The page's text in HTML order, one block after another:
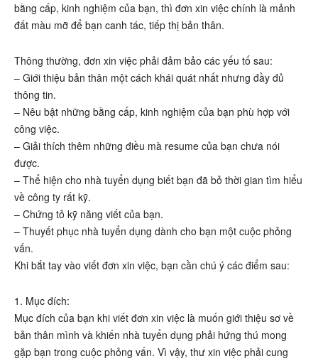
bằng cấp, kinh nghiệm của bạn, thì đơn xin việc chính là mảnh
đất màu mỡ để bạn canh tác, tiếp thị bản thân.
Thông thường, đơn xin việc phải đảm bảo các yếu tố sau:
– Giới thiệu bản thân một cách khái quát nhất nhưng đầy đủ
thông tin.
– Nêu bật những bằng cấp, kinh nghiệm của bạn phù hợp với
công việc.
– Giải thích thêm những điều mà resume của bạn chưa nói
được.
– Thể hiện cho nhà tuyển dụng biết bạn đã bỏ thời gian tìm hiểu
về công ty rất kỹ.
– Chứng tỏ kỹ năng viết của bạn.
– Thuyết phục nhà tuyển dụng dành cho bạn một cuộc phỏng
vấn.
Khi bắt tay vào viết đơn xin việc, bạn cần chú ý các điểm sau:
1. Mục đích:
Mục đích của bạn khi viết đơn xin việc là muốn giới thiệu sơ về
bản thân mình và khiến nhà tuyển dụng phải hứng thú mong
gặp bạn trong cuộc phỏng vấn. Vì vậy, thư xin việc phải cung